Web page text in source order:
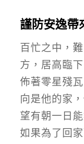
謹防安逸帶
百忙之中，
方，居高臨
佈著零星殘
向是他的家
望有朝一日
如果為了回